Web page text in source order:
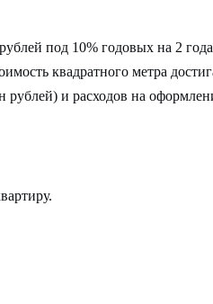
под 10% годовых на 2
квадратного метра
и расходов на